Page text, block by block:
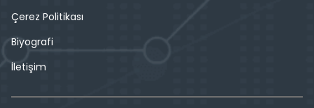
Çerez Politikası
Biyografi
İletişim